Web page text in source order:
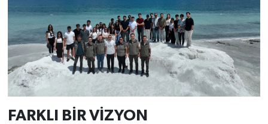
FARKLI BİR VİZYON